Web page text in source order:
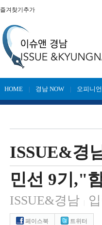
즐겨찾기추가
HOME 경남 NOW 오피니언
ISSUE&경
민선 9기,"
ISSUE&경남
페이스북 트위터